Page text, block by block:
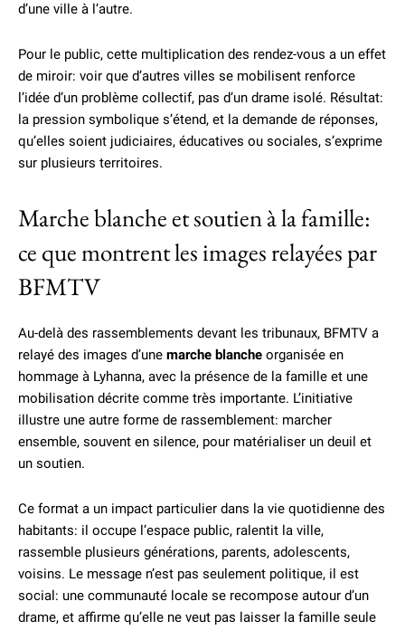
d’une ville à l’autre.
Pour le public, cette multiplication des rendez-vous a un effet
de miroir: voir que d’autres villes se mobilisent renforce
l’idée d’un problème collectif, pas d’un drame isolé. Résultat:
la pression symbolique s’étend, et la demande de réponses,
qu’elles soient judiciaires, éducatives ou sociales, s’exprime
sur plusieurs territoires.
Marche blanche et soutien à la famille:
ce que montrent les images relayées par
BFMTV
Au-delà des rassemblements devant les tribunaux, BFMTV a
relayé des images d’une marche blanche organisée en
hommage à Lyhanna, avec la présence de la famille et une
mobilisation décrite comme très importante. L’initiative
illustre une autre forme de rassemblement: marcher
ensemble, souvent en silence, pour matérialiser un deuil et
un soutien.
Ce format a un impact particulier dans la vie quotidienne des
habitants: il occupe l’espace public, ralentit la ville,
rassemble plusieurs générations, parents, adolescents,
voisins. Le message n’est pas seulement politique, il est
social: une communauté locale se recompose autour d’un
drame, et affirme qu’elle ne veut pas laisser la famille seule